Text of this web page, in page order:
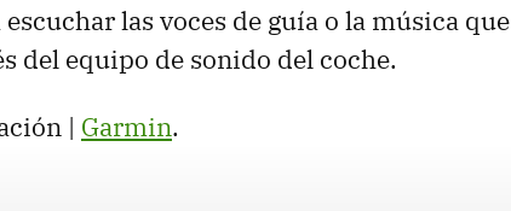
las voces de guía o la música que
del equipo de sonido del coche.
| Garmin.